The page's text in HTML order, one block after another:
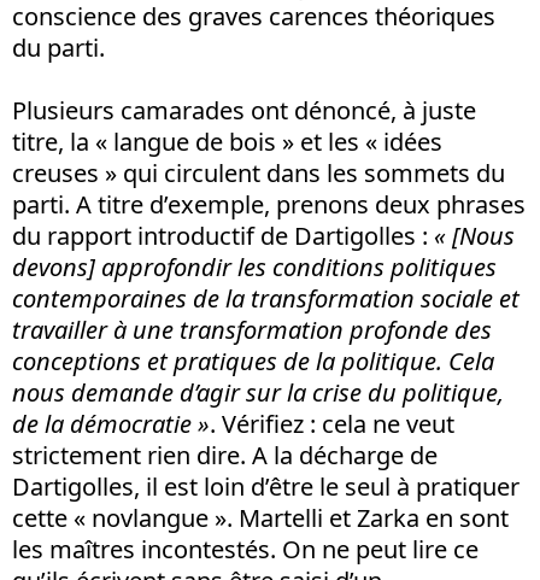
conscience des graves carences théoriques
du parti.
Plusieurs camarades ont dénoncé, à juste
titre, la « langue de bois » et les « idées
creuses » qui circulent dans les sommets du
parti. A titre d’exemple, prenons deux phrases
du rapport introductif de Dartigolles : « [Nous
devons] approfondir les conditions politiques
contemporaines de la transformation sociale et
travailler à une transformation profonde des
conceptions et pratiques de la politique. Cela
nous demande d’agir sur la crise du politique,
de la démocratie ». Vérifiez : cela ne veut
strictement rien dire. A la décharge de
Dartigolles, il est loin d’être le seul à pratiquer
cette « novlangue ». Martelli et Zarka en sont
les maîtres incontestés. On ne peut lire ce